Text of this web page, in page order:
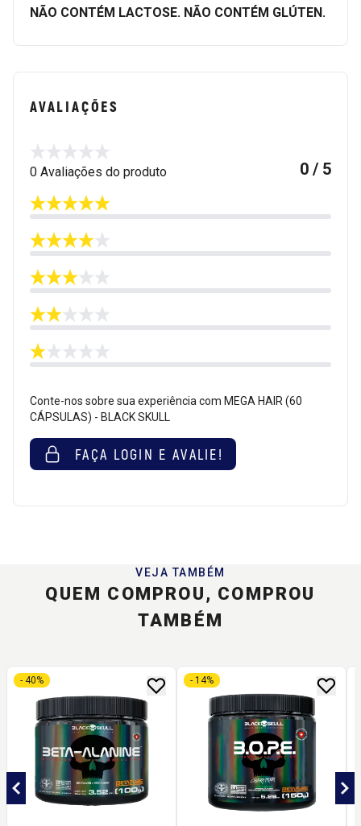
NÃO CONTÉM LACTOSE. NÃO CONTÉM GLÚTEN.
AVALIAÇÕES
0 Avaliações do produto 0 / 5
Conte-nos sobre sua experiência com MEGA HAIR (60
CÁPSULAS) - BLACK SKULL
FAÇA LOGIN E AVALIE!
VEJA TAMBÉM
QUEM COMPROU, COMPROU
TAMBÉM
- 40% - 14%